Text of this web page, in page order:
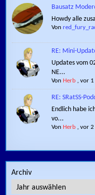
Bausatz
Howdy alle
Von
RE: Mini-
Updates vom
NE...
Von Herb ,vor
RE: SRatSS-
Endlich habe
vo...
Von Herb ,vor 2
Archiv